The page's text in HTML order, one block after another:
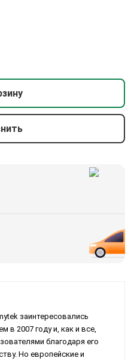
заинтересовались
в 2007 году и, как и все,
благодаря его
Но европейские и